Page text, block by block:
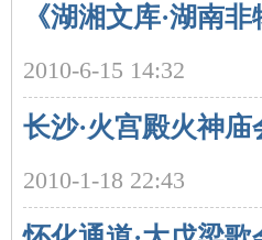
《湖湘文库·湖南
2010-6-15 14:32
长沙·火宫殿火神庙
2010-1-18 22:43